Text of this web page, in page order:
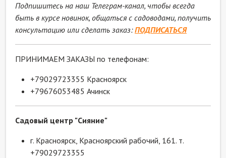
Подпишитесь на наш Телеграм-канал, чтобы всегда
быть в курсе новинок, общаться с садоводами, получить
консультацию или сделать заказ:ПОДПИСАТЬСЯ
ПРИНИМАЕМ ЗАКАЗЫ по телефонам:
+79029723355 Красноярск
+79676053485 Ачинск
Садовый центр "Сияние"
г. Красноярск, Красноярский рабочий, 161. т.
+79029723355